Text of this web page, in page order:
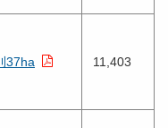
37ha 11,403